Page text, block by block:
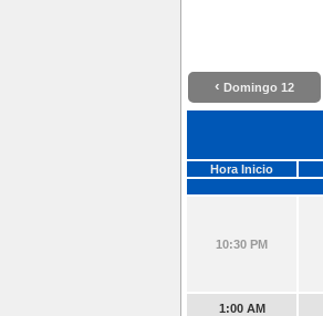
‹ Domingo 12
Hora Inicio
10:30 PM
1:00 AM